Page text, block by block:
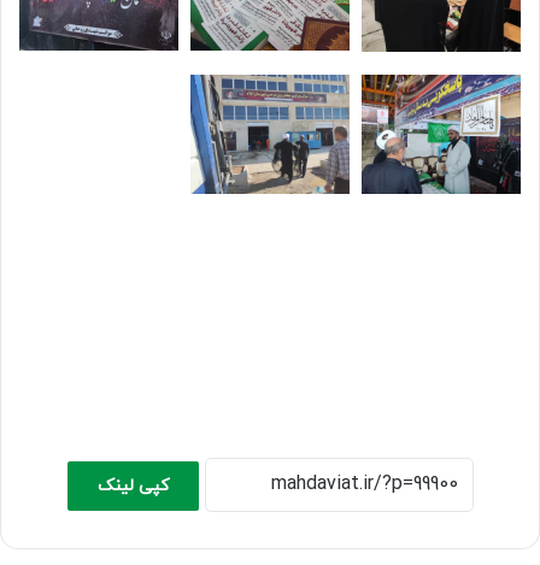
کپی لینک